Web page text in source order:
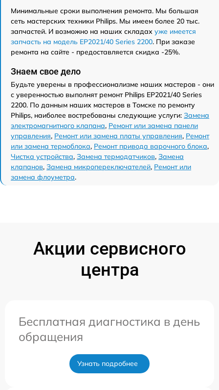
Минимальные сроки выполнения ремонта. Мы большая
сеть мастерских техники Philips. Мы имеем более 20 тыс.
запчастей. И возможно на наших складах уже имеется
запчасть на модель EP2021/40 Series 2200. При заказе
ремонта на сайте - предоставляется скидка -25%.
Знаем свое дело
Будьте уверены в профессионализме наших мастеров - они
с уверенностью выполнят ремонт Philips EP2021/40 Series
2200. По данным наших мастеров в Томске по ремонту
Philips, наиболее востребованы следующие услуги: Замена
электромагнитного клапана, Ремонт или замена панели
управления, Ремонт или замена платы управления, Ремонт
или замена термоблока, Ремонт привода варочного блока,
Чистка устройства, Замена термодатчиков, Замена
клапанов, Замена микропереключателей, Ремонт или
замена флоуметра.
Акции сервисного
центра
Бесплатная диагностика в день
обращения
Узнать подробнее